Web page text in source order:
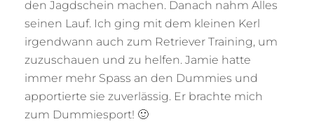
den Jagdschein machen. Danach nahm Alles
seinen Lauf. Ich ging mit dem kleinen Kerl
irgendwann auch zum Retriever Training, um
zuzuschauen und zu helfen. Jamie hatte
immer mehr Spass an den Dummies und
apportierte sie zuverlässig. Er brachte mich
zum Dummiesport! 🙂